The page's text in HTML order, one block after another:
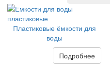
Пластиковые ёмкости для
воды
Подробнее